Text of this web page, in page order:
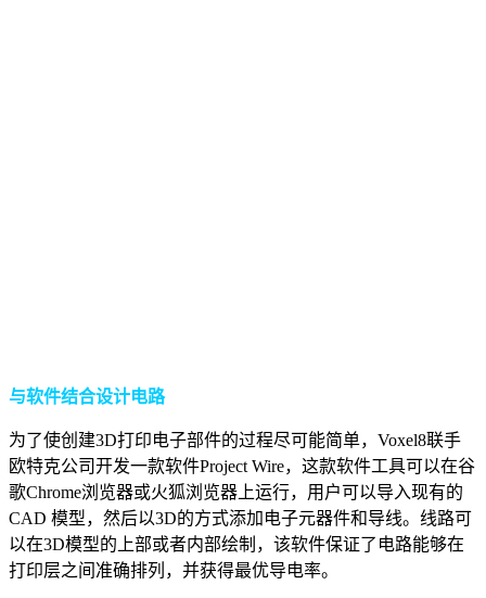
与软件结合设计电路
为了使创建3D打印电子部件的过程尽可能简单，Voxel8联手
欧特克公司开发一款软件Project Wire，这款软件工具可以在谷
歌Chrome浏览器或火狐浏览器上运行，用户可以导入现有的
CAD 模型，然后以3D的方式添加电子元器件和导线。线路可
以在3D模型的上部或者内部绘制，该软件保证了电路能够在
打印层之间准确排列，并获得最优导电率。